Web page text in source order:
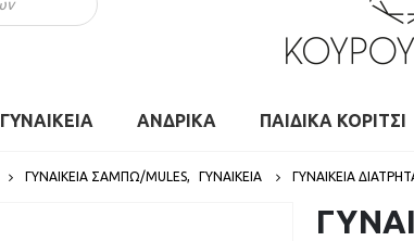
ΓΥΝΑΙΚΕΙΑ ΑΝΔΡΙΚΑ ΠΑΙΔΙΚΑ ΚΟΡΙΤΣΙ
ΓΥΝΑΙΚΕΊΑ ΣΑΜΠΏ/MULES, ΓΥΝΑΙΚΕΙΑ ΓΥΝΑΙΚΕΙΑ